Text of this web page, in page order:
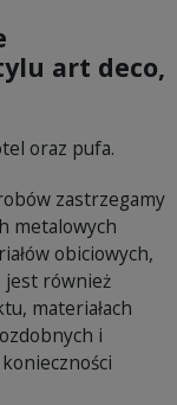
art deco,
oraz pufa.
zastrzegamy
metalowych
obiciowych,
jest również
materiałach
i